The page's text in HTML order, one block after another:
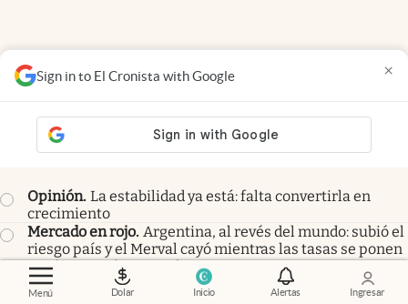
Menú Dolar Inicio Alertas Ingresar
Sign in to El Cronista with Google ×
Members
Opinión. La estabilidad ya está: falta convertirla en
crecimiento
Mercado en rojo. Argentina, al revés del mundo: subió el
riesgo país y el Merval cayó mientras las tasas se ponen
en el centro de atención
Zoom editorial.
La visita del Papa León XIV recuerda